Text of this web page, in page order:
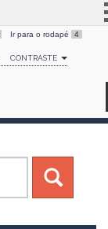
Simplifique!
Comunica BR
Canais
Ir para o rodapé 4
CONTRASTE